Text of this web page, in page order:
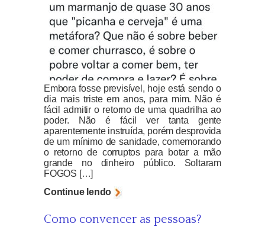
Embora fosse previsível, hoje está sendo o
dia mais triste em anos, para mim. Não é
fácil admitir o retorno de uma quadrilha ao
poder. Não é fácil ver tanta gente
aparentemente instruída, porém desprovida
de um mínimo de sanidade, comemorando
o retorno de corruptos para botar a mão
grande no dinheiro público. Soltaram
FOGOS […]
Continue lendo
Como convencer as pessoas?